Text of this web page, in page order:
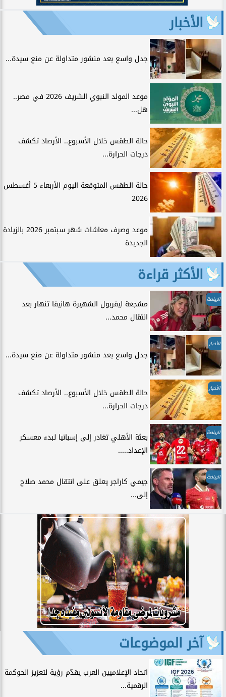
الأخبار
جدل واسع بعد منشور متداولة عن منع سيدة...
موعد المولد النبوي الشريف 2026 في مصر..
هل...
حالة الطقس خلال الأسبوع.. الأرصاد تكشف
درجات الحرارة...
حالة الطقس المتوقعة اليوم الأربعاء 5 أغسطس
2026
موعد وصرف معاشات شهر سبتمبر 2026 بالزيادة
الجديدة
الأكثر قراءة
الرياضة
مشجعة ليفربول الشهيرة هانيفا تنهار بعد
انتقال محمد...
الأخبار
جدل واسع بعد منشور متداولة عن منع سيدة...
الأخبار
حالة الطقس خلال الأسبوع.. الأرصاد تكشف
درجات الحرارة...
الرياضة
بعثة الأهلي تغادر إلى إسبانيا لبدء معسكر
الإعداد.....
الرياضة
جيمي كاراجر يعلق على انتقال محمد صلاح
إلى...
آخر الموضوعات
اتحاد الإعلاميين العرب يقدّم رؤية لتعزيز الحوكمة
الرقمية...